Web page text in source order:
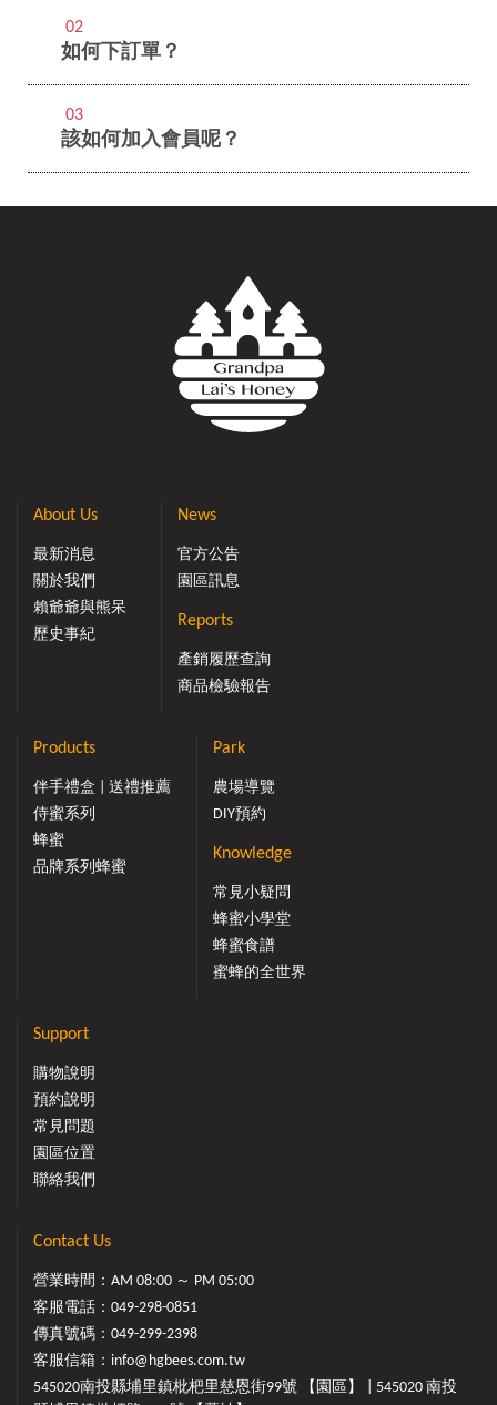
02
如何下訂單？
03
該如何加入會員呢？
About Us
最新消息
關於我們
賴爺爺與熊呆
歷史事紀
News
官方公告
園區訊息
Reports
產銷履歷查詢
商品檢驗報告
Products
伴手禮盒 | 送禮推薦
侍蜜系列
蜂蜜
品牌系列蜂蜜
Park
農場導覽
DIY預約
Knowledge
常見小疑問
蜂蜜小學堂
蜂蜜食譜
蜜蜂的全世界
Support
購物說明
預約說明
常見問題
園區位置
聯絡我們
Contact Us
營業時間：AM 08:00 ～ PM 05:00
客服電話： 049-298-0851
傳真號碼：049-299-2398
客服信箱： info@hgbees.com.tw
545020南投縣埔里鎮枇杷里慈恩街99號 【園區】 | 545020 南投